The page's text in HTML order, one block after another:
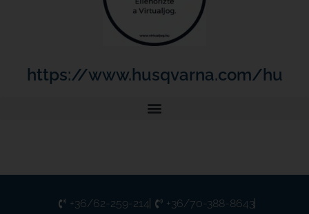
https://www.husqvarna.com/hu
+36/62-259-214
+36/70-388-8643